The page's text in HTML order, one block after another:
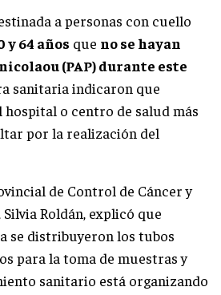
a personas con cuello
y 64 años que no se hayan
(PAP) durante este
sanitaria indicaron que
hospital o centro de salud más
por la realización del
de Control de Cáncer y
Roldán, explicó que
se distribuyeron los tubos
para la toma de muestras y
sanitario está organizando